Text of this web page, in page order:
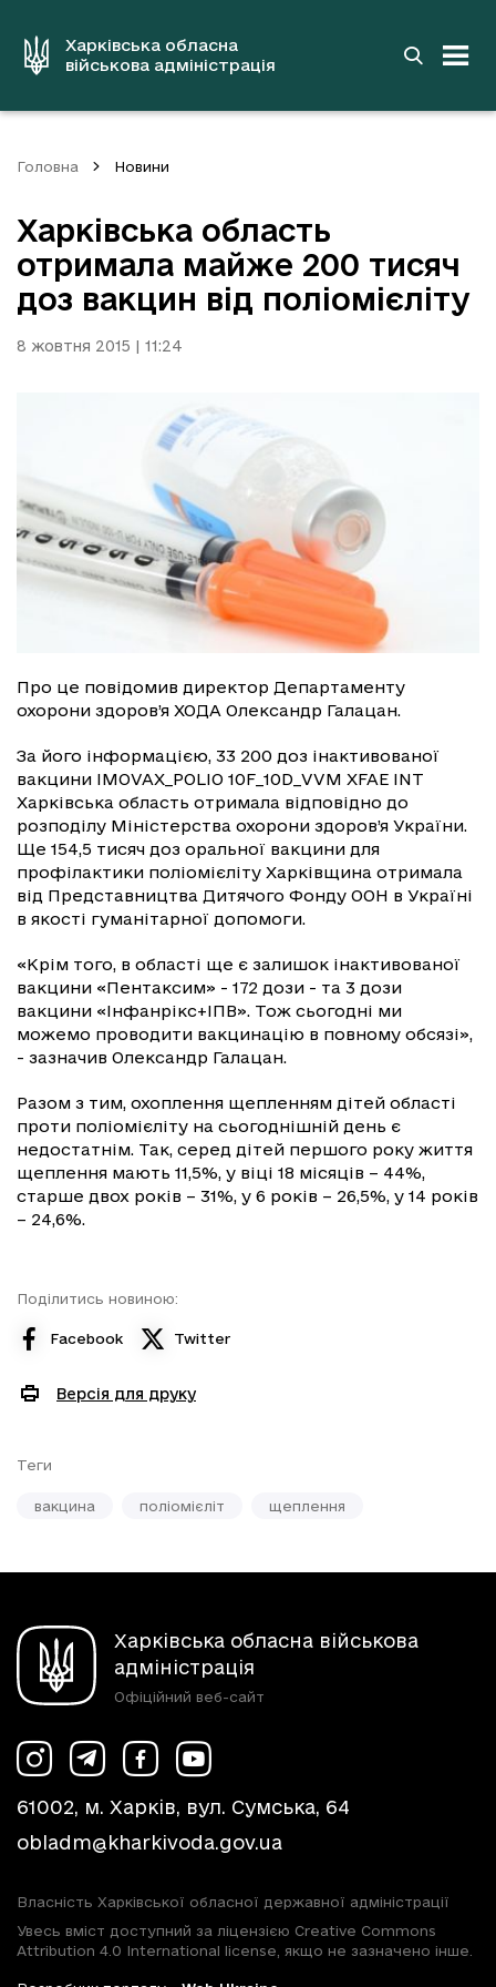
вмістуХарківська обласна
військова адміністрація
Головна Новини
Харківська область
отримала майже 200 тисяч
доз вакцин від поліомієліту
8 жовтня 2015 | 11:24
Про це повідомив директор Департаменту
охорони здоров’я ХОДА Олександр Галацан.
За його інформацією, 33 200 доз інактивованої
вакцини IMOVAX_POLIO 10F_10D_VVM XFAE INT
Харківська область отримала відповідно до
розподілу Міністерства охорони здоров’я України.
Ще 154,5 тисяч доз оральної вакцини для
профілактики поліомієліту Харківщина отримала
від Представництва Дитячого Фонду ООН в Україні
в якості гуманітарної допомоги.
«Крім того, в області ще є залишок інактивованої
вакцини «Пентаксим» - 172 дози - та 3 дози
вакцини «Інфанрікс+ІПВ». Тож сьогодні ми
можемо проводити вакцинацію в повному обсязі»,
- зазначив Олександр Галацан.
Разом з тим, охоплення щепленням дітей області
проти поліомієліту на сьогоднішній день є
недостатнім. Так, серед дітей першого року життя
щеплення мають 11,5%, у віці 18 місяців – 44%,
старше двох років – 31%, у 6 років – 26,5%, у 14 років
– 24,6%.
Поділитись новиною:
Facebook Twitter
Версія для друку
Теги
вакцина поліомієліт щеплення
Харківська обласна військова
адміністрація
Офіційний веб-сайт
61002, м. Харків, вул. Сумська, 64
obladm@kharkivoda.gov.ua
Власність Харківської обласної державної адміністрації
Увесь вміст доступний за ліцензією Creative Commons
Attribution 4.0 International license, якщо не зазначено інше.